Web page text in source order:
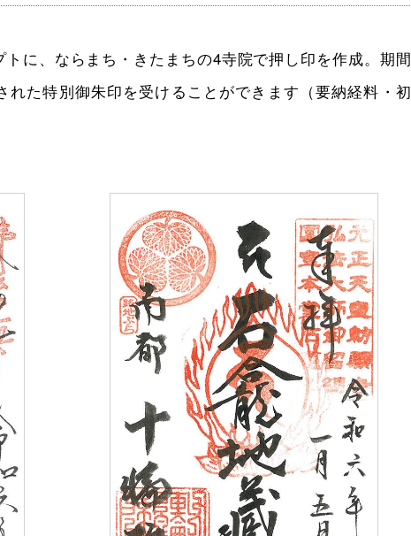
トに、ならまち・きたまちの4寺院で押し印を作成。期間
れた特別御朱印を受けることができます（要納経料・初